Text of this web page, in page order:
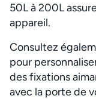
50L à 200L
appareil.
Consultez
pour
des fixations
avec la porte de